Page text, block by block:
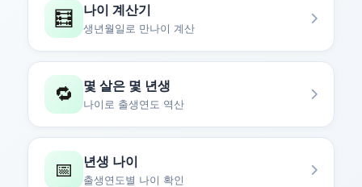
🧮 나이 계산기
생년월일로 만나이 계산
🔁 몇 살은 몇 년생
나이로 출생연도 역산
📅 년생 나이
출생연도별 나이 확인